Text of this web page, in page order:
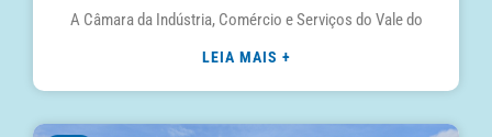
A Câmara da Indústria, Comércio e Serviços do Vale do
LEIA MAIS +